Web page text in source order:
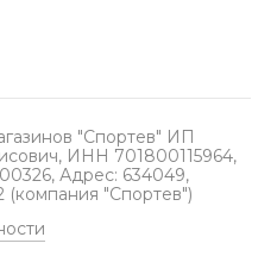
"Спортев" ИП
ИНН 701800115964,
Адрес: 634049,
(компания "Спортев")